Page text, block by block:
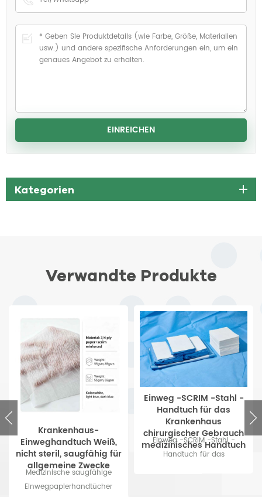
Kategorien
Verwandte Produkte
Krankenhaus-
Einweghandtuch Weiß,
nicht steril, saugfähig für
allgemeine Zwecke
Medizinische saugfähige
Einwegpapierhandtücher
Einweg -SCRIM -Stahl -
Handtuch für das
Krankenhaus
chirurgischer Gebrauch
medizinisches Handtuch
Einweg -SCRIM -Stahl -
Handtuch für das